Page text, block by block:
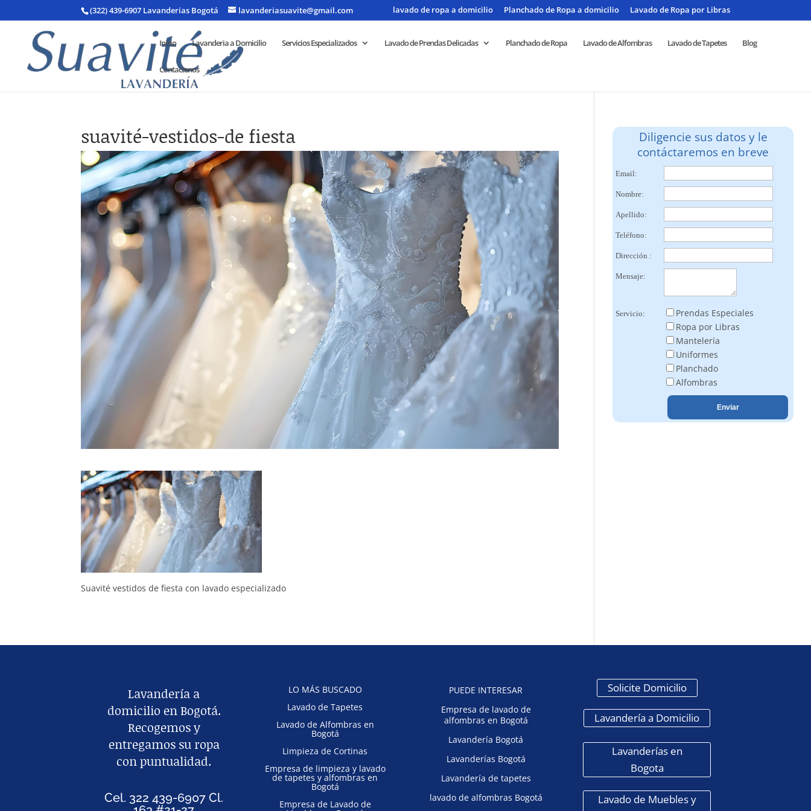
(322) 439-6907 Lavanderias Bogotá lavanderiasuavite@gmail.com lavado de ropa a domicilio Planchado de Ropa a domicilio Lavado de Ropa por Libras
Inicio Lavanderia a Domicilio Servicios Especializados Lavado de Prendas Delicadas Planchado de Ropa Lavado de Alfombras Lavado de Tapetes Blog
Contactenos
suavité-vestidos-de fiesta
Suavité vestidos de fiesta con lavado especializado
Diligencie sus datos y le
contáctaremos en breve
Email:
Nombre:
Apellido:
Teléfono:
Dirección :
Mensaje:
Servicio:
Prendas Especiales
Ropa por Libras
Mantelería
Uniformes
Planchado
Alfombras
Lavandería a
domicilio en Bogotá.
Recogemos y
entregamos su ropa
con puntualidad.
Cel. 322 439-6907 Cl.
LO MÁS BUSCADO
Lavado de Tapetes
Lavado de Alfombras en
Bogotá
Limpieza de Cortinas
Empresa de limpieza y lavado
de tapetes y alfombras en
Bogotá
Empresa de Lavado de
PUEDE INTERESAR
Empresa de lavado de
alfombras en Bogotá
Lavandería Bogotá
Lavanderías Bogotá
Lavandería de tapetes
lavado de alfombras Bogotá
Solicite Domicilio
Lavandería a Domicilio
Lavanderías en
Bogota
Lavado de Muebles y